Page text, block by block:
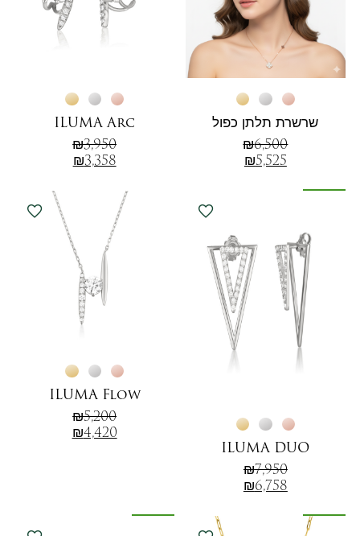
שרשרת תלתן כפול
₪6,500
₪5,525
ILUMA Arc
₪3,950
₪3,358
collection
ILUMA DUO
₪7,950
₪6,758
ILUMA Flow
₪5,200
₪4,420
new